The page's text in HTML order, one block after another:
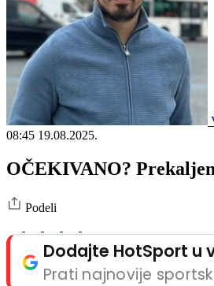
08:45 19.08.2025.
OČEKIVANO?
Podeli
Dodajte HotSport u
Prati najnovije